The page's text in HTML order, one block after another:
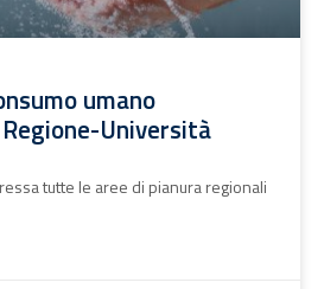
umano
Università
tutte le aree di pianura regionali